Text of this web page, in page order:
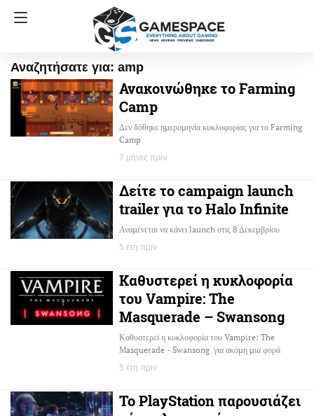
Αναζητήσατε για: amp
Ανακοινώθηκε το Farming
Camp
Δεν δόθηκε ημερομηνία κυκλοφορίας για το Farming
Camp
7 μήνες πριν
Δείτε το campaign launch
trailer για το Halo Infinite
Αναμένεται να κάνει launch στις 8 Δεκεμβρίου
5 έτη πριν
Καθυστερεί η κυκλοφορία
του Vampire: The
Masquerade – Swansong
Καθυστερεί η κυκλοφορία του Vampire: The
Masquerade - Swansong για ακόμη μια φορά
5 έτη πριν
Το PlayStation παρουσιάζει